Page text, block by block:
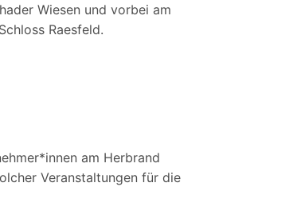
Wiesen und vorbei am
Schloss Raesfeld.
am Herbrand
Veranstaltungen für die